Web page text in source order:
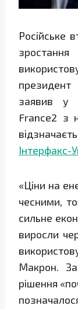
Російське
заявив у
France2 з
Інтерфакс-
«Ціни на
чесними,
сильне
виросли
Макрон.
рішення